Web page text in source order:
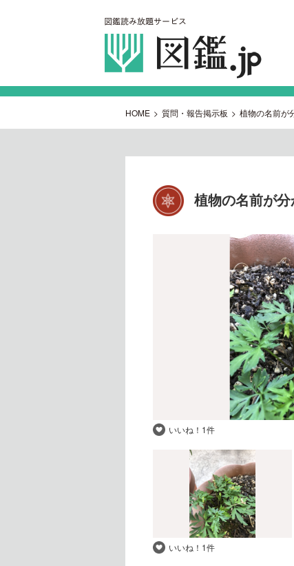
HOME > 質問・報告掲示板 > 植物の名前が
植物の名前が
いいね！ 1件
いいね！ 1件